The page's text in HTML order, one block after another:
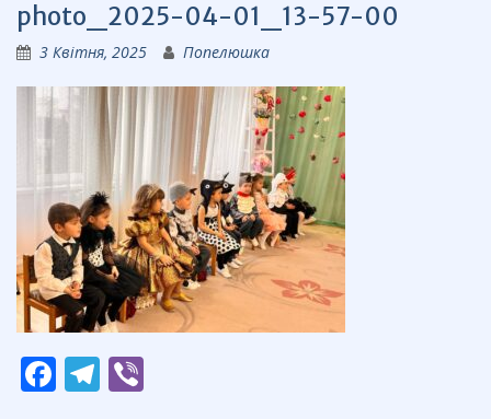
photo_2025-04-01_13-57-00
3 Квітня, 2025 Попелюшка
F T